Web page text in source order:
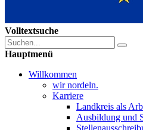
Volltextsuche
Hauptmenü
Willkommen
wir nordeln.
Karriere
Landkreis als
Ausbildung und